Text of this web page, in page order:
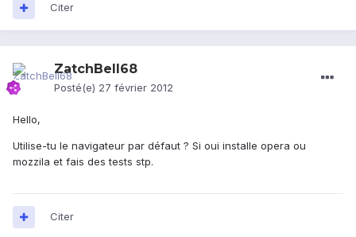
Citer
ZatchBell68
Posté(e) 27 février 2012
Hello,
Utilise-tu le navigateur par défaut ? Si oui installe opera ou
mozzila et fais des tests stp.
Citer